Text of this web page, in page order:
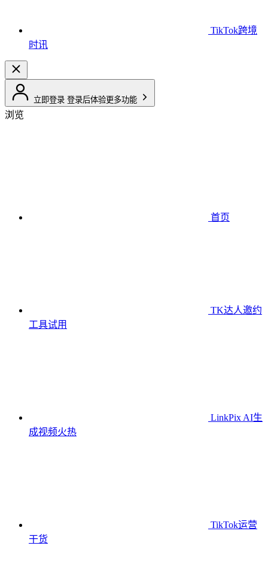
TikTok跨境
时讯
立即登录 登录后体验更多功能
浏览
首页
TK达人邀约
工具试用
LinkPix AI生
成视频火热
TikTok运营
干货